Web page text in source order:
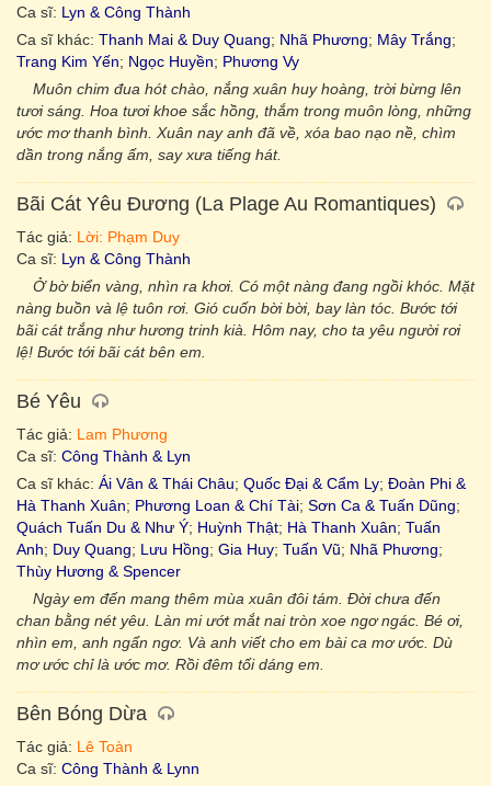
Ca sĩ: Lyn & Công Thành
Ca sĩ khác: Thanh Mai & Duy Quang; Nhã Phương; Mây Trắng;
Trang Kim Yến; Ngọc Huyền; Phương Vy
Muôn chim đua hót chào, nắng xuân huy hoàng, trời bừng lên
tươi sáng. Hoa tươi khoe sắc hồng, thắm trong muôn lòng, những
ước mơ thanh bình. Xuân nay anh đã về, xóa bao nạo nề, chìm
dần trong nắng ấm, say xưa tiếng hát.
Bãi Cát Yêu Đương (La Plage Au Romantiques)
Tác giả: Lời: Phạm Duy
Ca sĩ: Lyn & Công Thành
Ở bờ biển vàng, nhìn ra khơi. Có một nàng đang ngồi khóc. Mặt
nàng buồn và lệ tuôn rơi. Gió cuốn bời bời, bay làn tóc. Bước tới
bãi cát trắng như hương trinh kià. Hôm nay, cho ta yêu người rơi
lệ! Bước tới bãi cát bên em.
Bé Yêu
Tác giả: Lam Phương
Ca sĩ: Công Thành & Lyn
Ca sĩ khác: Ái Vân & Thái Châu; Quốc Đại & Cẩm Ly; Đoàn Phi &
Hà Thanh Xuân; Phương Loan & Chí Tài; Sơn Ca & Tuấn Dũng;
Quách Tuấn Du & Như Ý; Huỳnh Thật; Hà Thanh Xuân; Tuấn
Anh; Duy Quang; Lưu Hồng; Gia Huy; Tuấn Vũ; Nhã Phương;
Thùy Hương & Spencer
Ngày em đến mang thêm mùa xuân đôi tám. Đời chưa đến
chan bằng nét yêu. Làn mi ướt mắt nai tròn xoe ngơ ngác. Bé ơi,
nhìn em, anh ngẩn ngơ. Và anh viết cho em bài ca mơ ước. Dù
mơ ước chỉ là ước mơ. Rồi đêm tối dáng em.
Bên Bóng Dừa
Tác giả: Lê Toàn
Ca sĩ: Công Thành & Lynn